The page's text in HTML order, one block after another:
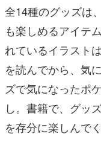
全14種のグッズは
も楽しめるアイテ
れているイラスト
を読んでから、気
ズで気になったポ
し。書籍で、グッ
を存分に楽しんで